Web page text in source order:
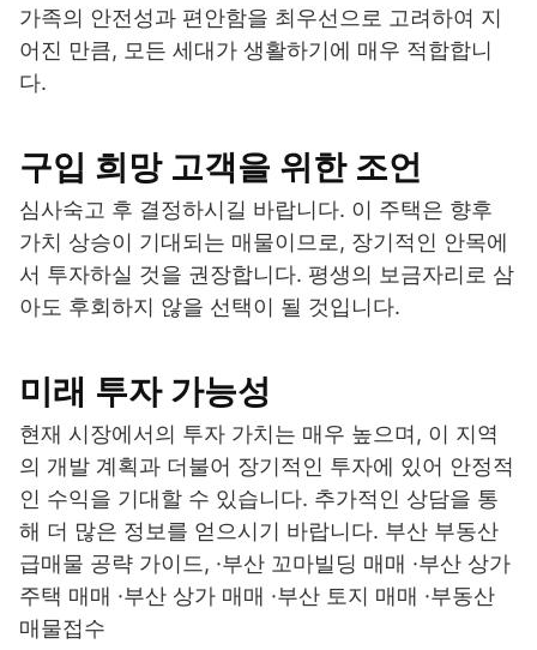
가족의 안전성과 편안함을 최우선으로 고려하여 지
어진 만큼, 모든 세대가 생활하기에 매우 적합합니
다.
구입 희망 고객을 위한 조언
심사숙고 후 결정하시길 바랍니다. 이 주택은 향후
가치 상승이 기대되는 매물이므로, 장기적인 안목에
서 투자하실 것을 권장합니다. 평생의 보금자리로 삼
아도 후회하지 않을 선택이 될 것입니다.
미래 투자 가능성
현재 시장에서의 투자 가치는 매우 높으며, 이 지역
의 개발 계획과 더불어 장기적인 투자에 있어 안정적
인 수익을 기대할 수 있습니다. 추가적인 상담을 통
해 더 많은 정보를 얻으시기 바랍니다. 부산 부동산
급매물 공략 가이드, ·부산 꼬마빌딩 매매 ·부산 상가
주택 매매 ·부산 상가 매매 ·부산 토지 매매 ·부동산
매물접수